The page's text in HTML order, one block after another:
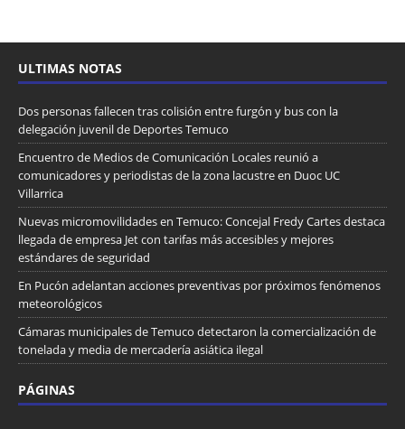
ULTIMAS NOTAS
Dos personas fallecen tras colisión entre furgón y bus con la
delegación juvenil de Deportes Temuco
Encuentro de Medios de Comunicación Locales reunió a
comunicadores y periodistas de la zona lacustre en Duoc UC
Villarrica
Nuevas micromovilidades en Temuco: Concejal Fredy Cartes destaca
llegada de empresa Jet con tarifas más accesibles y mejores
estándares de seguridad
En Pucón adelantan acciones preventivas por próximos fenómenos
meteorológicos
Cámaras municipales de Temuco detectaron la comercialización de
tonelada y media de mercadería asiática ilegal
PÁGINAS